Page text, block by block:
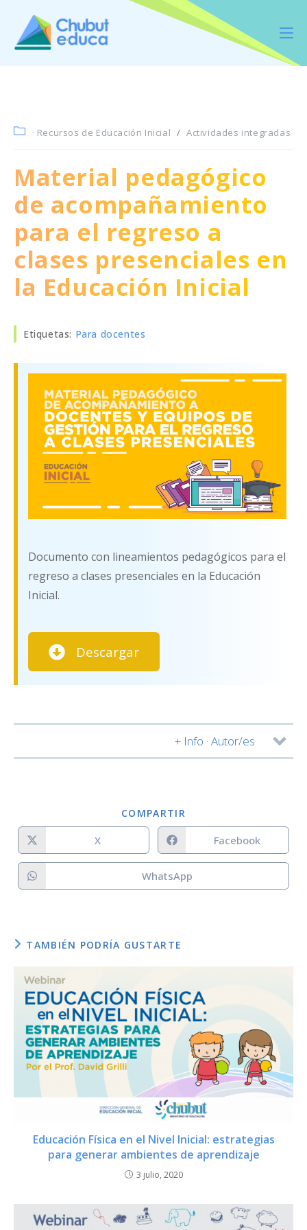
· Recursos de Educación Inicial / Actividades integradas
Material pedagógico
de acompañamiento
para el regreso a
clases presenciales en
la Educación Inicial
Etiquetas: Para docentes
Documento con lineamientos pedagógicos para el
regreso a clases presenciales en la Educación
Inicial.
Descargar
+ Info · Autor/es
Diseño:
Programador:
Créditos / fuente:
COMPARTIR
X Facebook
WhatsApp
TAMBIÉN PODRÍA GUSTARTE
Educación Física en el Nivel Inicial: estrategias
para generar ambientes de aprendizaje
3 julio, 2020